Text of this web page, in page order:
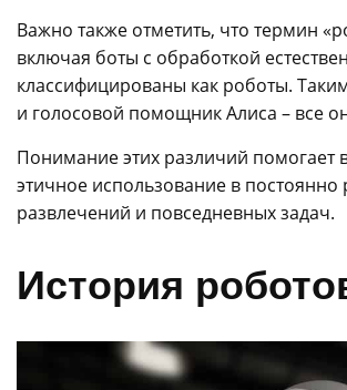
Важно также отметить, что термин
включая боты с обработкой
классифицированы как роботы.
и голосовой помощник Алиса – все
Понимание этих различий помогает
этичное использование в
развлечений и повседневных задач.
История